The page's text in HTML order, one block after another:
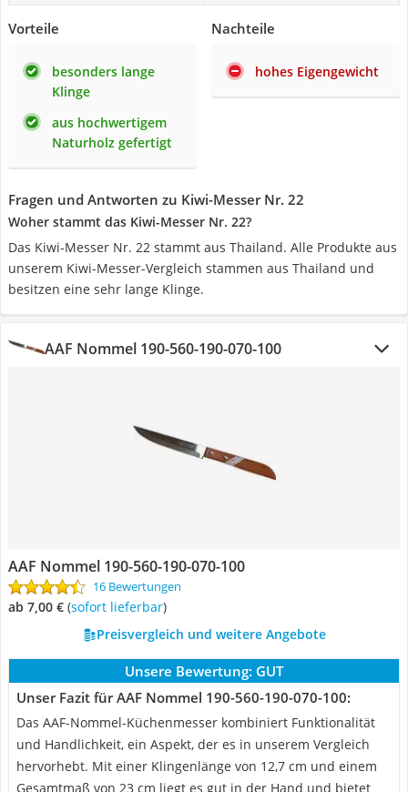
Vorteile
besonders lange
Klinge
aus hochwertigem
Naturholz gefertigt
Nachteile
hohes Eigengewicht
Fragen und Antworten zu Kiwi-Messer Nr. 22
Woher stammt das Kiwi-Messer Nr. 22?
Das Kiwi-Messer Nr. 22 stammt aus Thailand. Alle Produkte aus
unserem Kiwi-Messer-Vergleich stammen aus Thailand und
besitzen eine sehr lange Klinge.
AAF Nommel 190-560-190-070-100
AAF Nommel 190-560-190-070-100
16 Bewertungen
ab 7,00 € ( Sofort lieferbar)
Preisvergleich und weitere Angebote
Unsere Bewertung: GUT
Unser Fazit für AAF Nommel 190-560-190-070-100:
Das AAF-Nommel-Küchenmesser kombiniert Funktionalität
und Handlichkeit, ein Aspekt, der es in unserem Vergleich
hervorhebt. Mit einer Klingenlänge von 12,7 cm und einem
Gesamtmaß von 23 cm liegt es gut in der Hand und bietet